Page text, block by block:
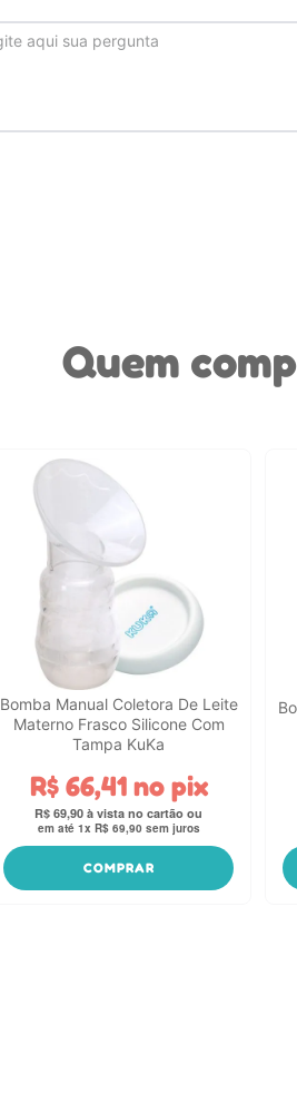
Quem
Bomba Manual Coletora De Leite
Materno Frasco Silicone Com
Tampa KuKa
R$ 66,41no pix
R$ 69,90
em até 1x R$ 69,90 sem juros
COMPRAR